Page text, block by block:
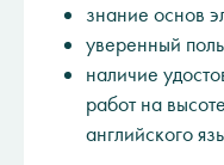
знание основ
уверенный
наличие
работ на
английского